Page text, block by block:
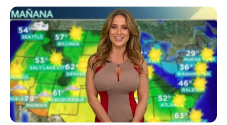
50+ Man's Ultimate Comeback: 36-Hour Power, Zero
Weakness
DIRECTMAX
เว็บไซต์นี้ใช้คุกกี้
เพื่อการนำเสนอเนื้อหาที่ดี รวมถึงการจัดการข้อมูลส่วนบุคคล เพื่อให้คุณได้รับ
ประสบการณ์ที่ดีบนบริการของเว็บไซต์เรา หากคุณใช้บริการเว็บไซต์นี้ต่อไปโดย
ไม่มีการปรับตั้งค่าใดๆนั้น แสดงว่าคุณยอมรับนโยบายคุกกี้และนโยบายส่วน
บุคคลของเรา
ยอมรับ เรียนรู้เพิ่มเติม